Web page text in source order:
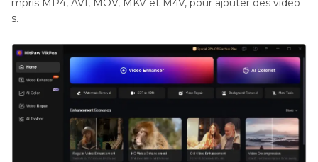
mpris MP4, AVI, MOV, MKV et M4V, pour ajouter des vidéo
s.